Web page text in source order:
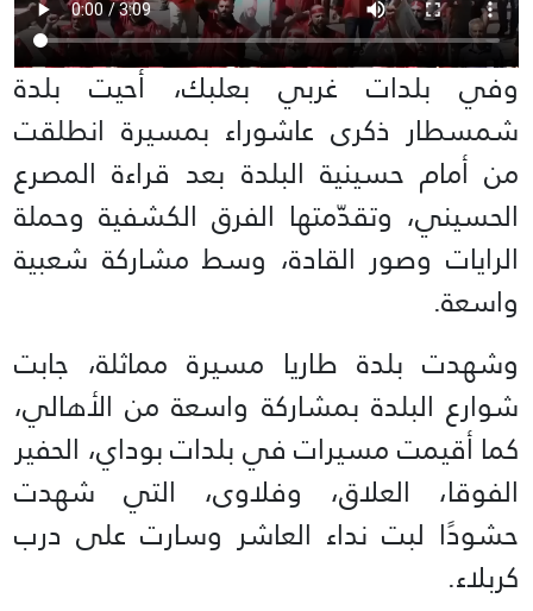
وفي بلدات غربي بعلبك، أحيت بلدة
شمسطار ذكرى عاشوراء بمسيرة انطلقت
من أمام حسينية البلدة بعد قراءة المصرع
الحسيني، وتقدّمتها الفرق الكشفية وحملة
الرايات وصور القادة، وسط مشاركة شعبية
واسعة.
وشهدت بلدة طاريا مسيرة مماثلة، جابت
شوارع البلدة بمشاركة واسعة من الأهالي،
كما أقيمت مسيرات في بلدات بوداي، الحفير
الفوقا، العلاق، وفلاوى، التي شهدت
حشودًا لبت نداء العاشر وسارت على درب
كربلاء.